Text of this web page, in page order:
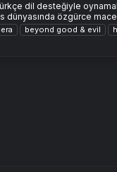
dil desteğiyle
özgürce
beyond good & evil